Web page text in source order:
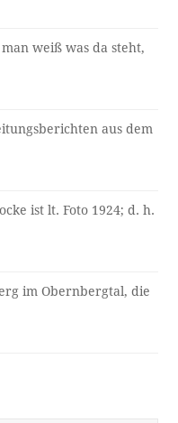
weiß was da steht,
aus dem
ist lt. Foto 1924; d. h.
im Obernbergtal, die